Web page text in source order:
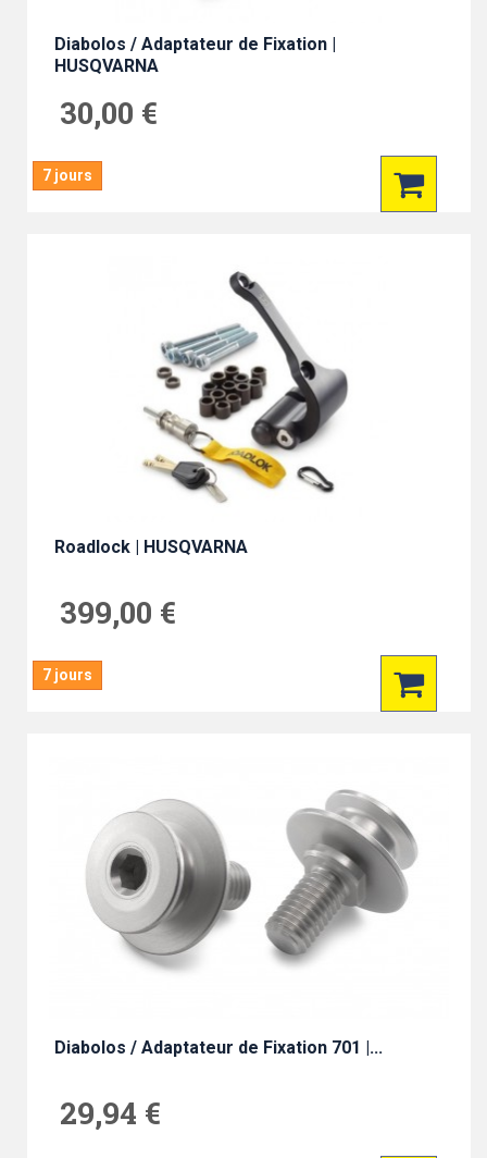
Diabolos / Adaptateur de Fixation |
HUSQVARNA
30,00 €
7 jours
Roadlock | HUSQVARNA
399,00 €
7 jours
Diabolos / Adaptateur de Fixation 701 |...
29,94 €